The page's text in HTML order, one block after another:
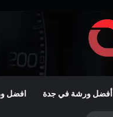
أفضل ورشة في جدة افضل